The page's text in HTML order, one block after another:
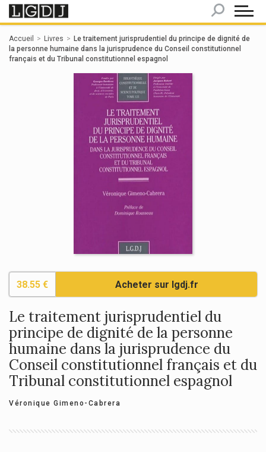
Accueil Livres
Le traitement jurisprudentiel du principe de dignité de
la personne humaine dans la jurisprudence du Conseil constitutionnel
français et du Tribunal constitutionnel espagnol
38.55 € Acheter sur lgdj.fr
Le traitement jurisprudentiel du
principe de dignité de la personne
humaine dans la jurisprudence du
Conseil constitutionnel français et du
Tribunal constitutionnel espagnol
Véronique Gimeno-Cabrera
Panneau de gestion des cookies